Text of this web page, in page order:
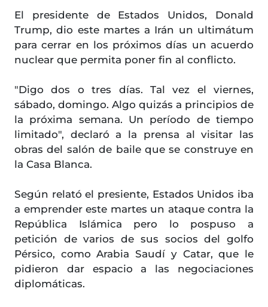
El presidente de Estados Unidos, Donald
Trump, dio este martes a Irán un ultimátum
para cerrar en los próximos días un acuerdo
nuclear que permita poner fin al conflicto.
"Digo dos o tres días. Tal vez el viernes,
sábado, domingo. Algo quizás a principios de
la próxima semana. Un período de tiempo
limitado", declaró a la prensa al visitar las
obras del salón de baile que se construye en
la Casa Blanca.
Según relató el presiente, Estados Unidos iba
a emprender este martes un ataque contra la
República Islámica pero lo pospuso a
petición de varios de sus socios del golfo
Pérsico, como Arabia Saudí y Catar, que le
pidieron dar espacio a las negociaciones
diplomáticas.